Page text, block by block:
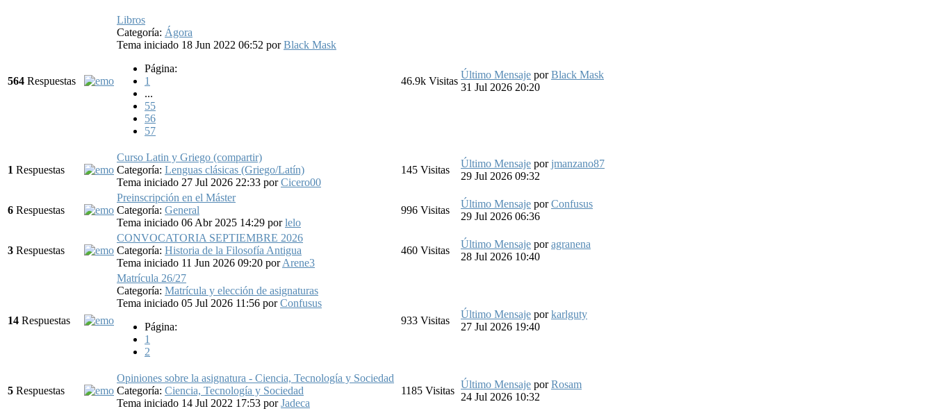
564 Respuestas
Libros
Categoría: Ágora
Tema iniciado 18 Jun 2022 06:52 porBlack Mask
Página:
1
...
55
56
57
46.9k Visitas
Último Mensaje porBlack Mask
31 Jul 2026 20:20
1 Respuestas
Curso Latin y Griego (compartir)
Categoría: Lenguas clásicas (Griego/Latín)
Tema iniciado 27 Jul 2026 22:33 porCicero00
145 Visitas
Último Mensaje porjmanzano87
29 Jul 2026 09:32
6 Respuestas
Preinscripción en el Máster
Categoría: General
Tema iniciado 06 Abr 2025 14:29 porlelo
996 Visitas
Último Mensaje porConfusus
29 Jul 2026 06:36
3 Respuestas
CONVOCATORIA SEPTIEMBRE 2026
Categoría: Historia de la Filosofía Antigua
Tema iniciado 11 Jun 2026 09:20 porArene3
460 Visitas
Último Mensaje poragranena
28 Jul 2026 10:40
14 Respuestas
Matrícula 26/27
Categoría: Matrícula y elección de asignaturas
Tema iniciado 05 Jul 2026 11:56 porConfusus
Página:
1
2
933 Visitas
Último Mensaje porkarlguty
27 Jul 2026 19:40
5 Respuestas
Opiniones sobre la asignatura - Ciencia, Tecnología y Sociedad
Categoría: Ciencia, Tecnología y Sociedad
Tema iniciado 14 Jul 2022 17:53 porJadeca
1185 Visitas
Último Mensaje porRosam
24 Jul 2026 10:32